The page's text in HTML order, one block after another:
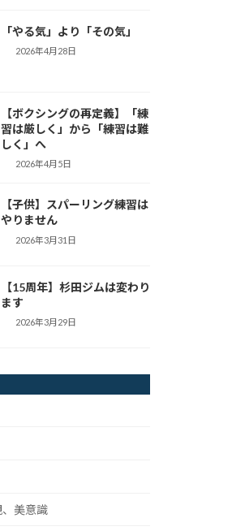
「やる気」より「その気」
2026年4月28日
【ボクシングの再定義】「練
習は厳しく」から「練習は難
しく」へ
2026年4月5日
【子供】スパーリング練習は
やりません
2026年3月31日
【15周年】杉田ジムは変わり
ます
2026年3月29日
美意識